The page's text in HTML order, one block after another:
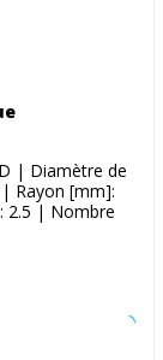
| Diamètre de
Rayon [mm]:
2.5 | Nombre